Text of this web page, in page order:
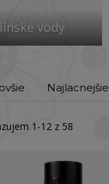
vody
Najlacnejšie
1-12 z 58